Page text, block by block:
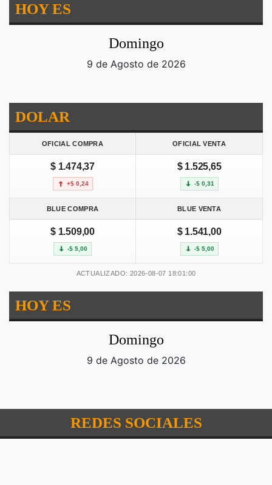
HOY ES
Domingo
9 de Agosto de 2026
DOLAR
OFICIAL COMPRA OFICIAL VENTA
$ 1.474,37
+$ 0,24
$ 1.525,65
-$ 0,31
BLUE COMPRA BLUE VENTA
$ 1.509,00
-$ 5,00
$ 1.541,00
-$ 5,00
ACTUALIZADO: 2026-08-07 18:01:00
HOY ES
Domingo
9 de Agosto de 2026
REDES SOCIALES